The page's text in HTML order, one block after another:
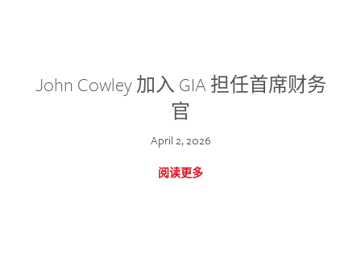
John Cowley 加入 GIA 担任首席财务
官
April 2, 2026
阅读更多